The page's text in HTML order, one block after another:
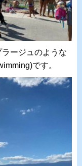
ージュのような
です。